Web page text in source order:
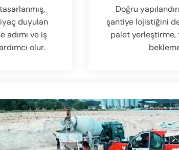
duyulan
adımı ve iş
olur.
Doğru
şantiye lojistiğini
palet yerleştirme,